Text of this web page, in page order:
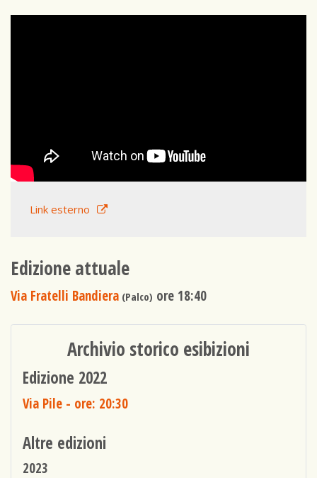
Link esterno
Edizione attuale
Via Fratelli Bandiera (Palco) ore 18:40
Archivio storico esibizioni
Edizione 2022
Via Pile - ore: 20:30
Altre edizioni
2023